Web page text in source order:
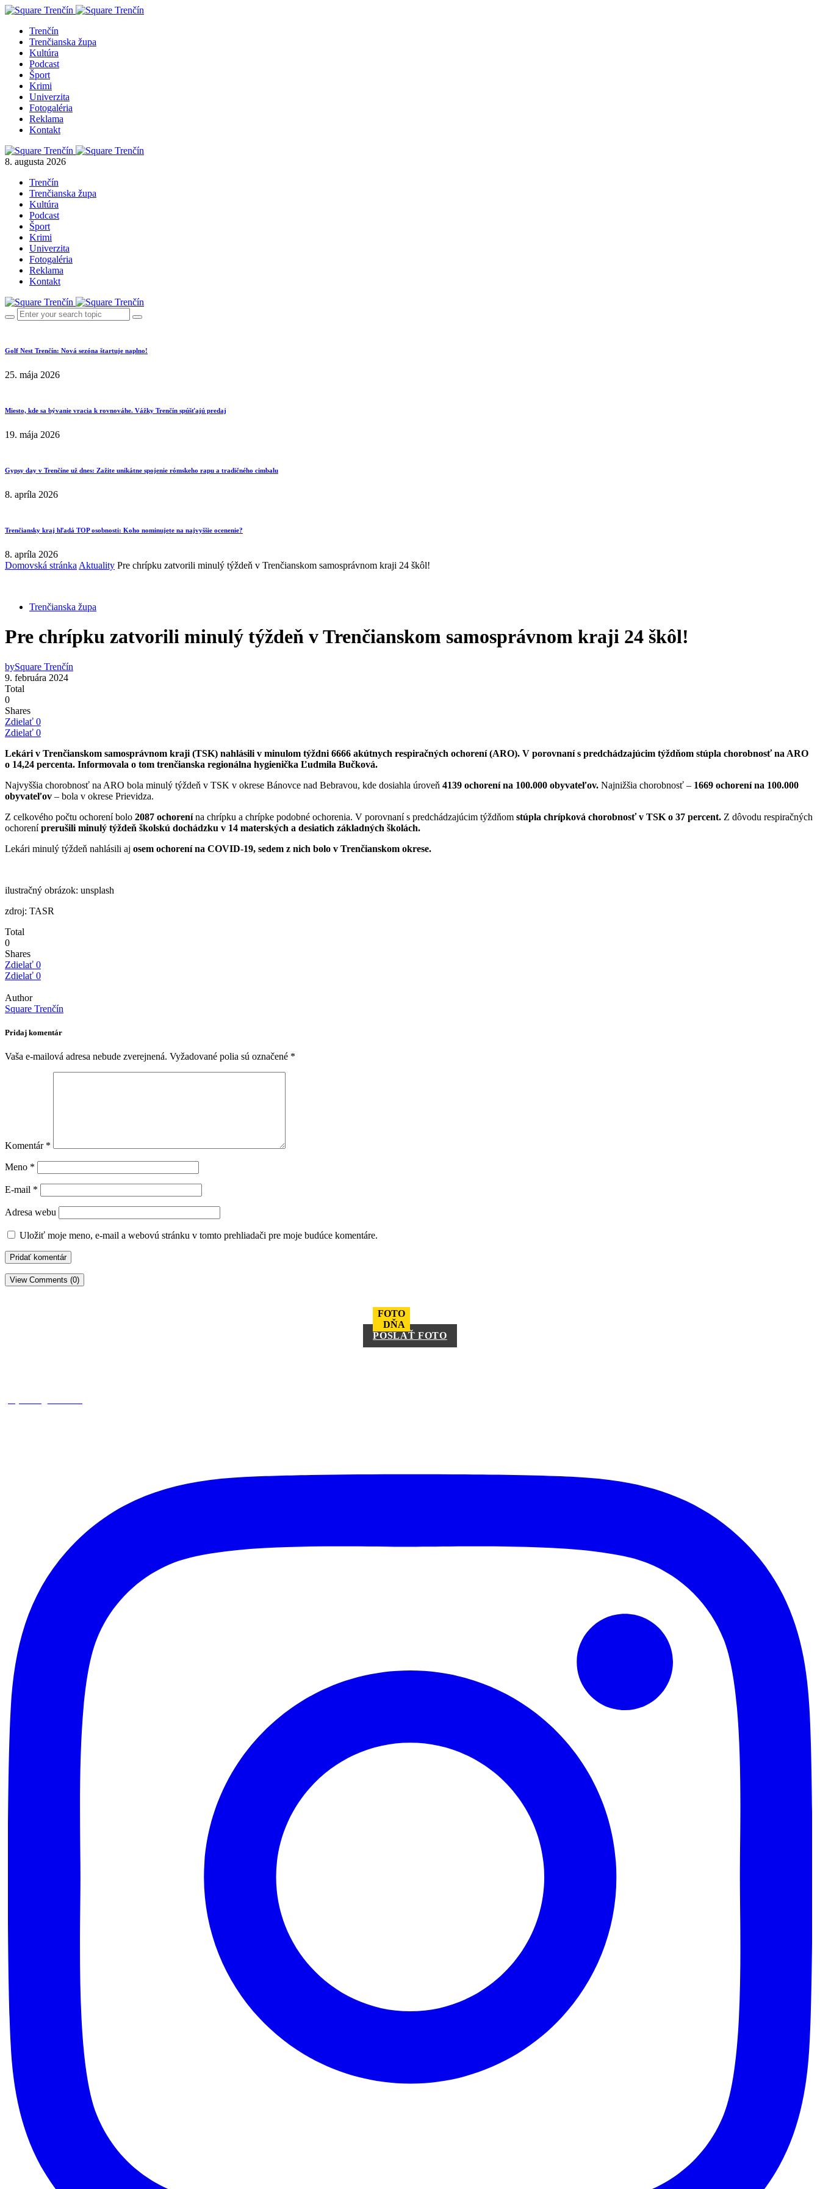
Trenčín
Trenčianska župa
Kultúra
Podcast
Šport
Krimi
Univerzita
Fotogaléria
Reklama
Kontakt
8. augusta 2026
Trenčín
Trenčianska župa
Kultúra
Podcast
Šport
Krimi
Univerzita
Fotogaléria
Reklama
Kontakt
Golf Nest Trenčín: Nová sezóna štartuje naplno!
25. mája 2026
Miesto, kde sa bývanie vracia k rovnováhe. Vážky Trenčín spúšťajú predaj
19. mája 2026
Gypsy day v Trenčíne už dnes: Zažite unikátne spojenie rómskeho rapu a tradičného cimbalu
8. apríla 2026
Trenčiansky kraj hľadá TOP osobnosti: Koho nominujete na najvyššie ocenenie?
8. apríla 2026
Domovská stránka Aktuality Pre chrípku zatvorili minulý týždeň v Trenčianskom samosprávnom kraji 24 škôl!
Trenčianska župa
Pre chrípku zatvorili minulý týždeň v Trenčianskom samosprávnom kraji 24 škôl!
bySquare Trenčín
9. februára 2024
Total
0
Shares
Zdielať 0
Zdielať 0
Lekári v Trenčianskom samosprávnom kraji (TSK) nahlásili v minulom týždni 6666 akútnych respiračných ochorení (ARO). V porovnaní s predchádzajúcim týždňom stúpla chorobnosť na ARO
o 14,24 percenta. Informovala o tom trenčianska regionálna hygienička Ľudmila Bučková.
Najvyššia chorobnosť na ARO bola minulý týždeň v TSK v okrese Bánovce nad Bebravou, kde dosiahla úroveň 4139 ochorení na 100.000 obyvateľov. Najnižšia chorobnosť – 1669 ochorení na 100.000
obyvateľov – bola v okrese Prievidza.
Z celkového počtu ochorení bolo 2087 ochorenína chrípku a chrípke podobné ochorenia. V porovnaní s predchádzajúcim týždňom stúpla chrípková chorobnosť v TSK o 37 percent. Z dôvodu respiračných
ochoreníprerušili minulý týždeň školskú dochádzku v 14 materských a desiatich základných školách.
Lekári minulý týždeň nahlásili aj osem ochorení na COVID-19, sedem z nich bolo v Trenčianskom okrese.
ilustračný obrázok: unsplash
zdroj: TASR
Total
0
Shares
Zdielať 0
Zdielať 0
Author
Square Trenčín
Pridaj komentár
Vaša e-mailová adresa nebude zverejnená. Vyžadované polia sú označené *
Komentár *
Meno *
E-mail *
Adresa webu
Uložiť moje meno, e-mail a webovú stránku v tomto prehliadači pre moje budúce komentáre.
View Comments (0)
FOTO
DŇA
POSLAŤ FOTO